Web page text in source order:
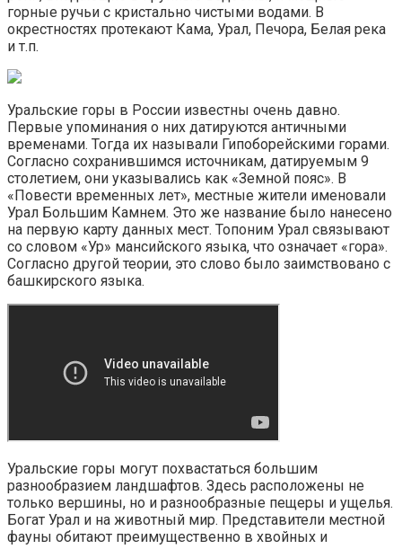
горные ручьи с кристально чистыми водами. В
окрестностях протекают Кама, Урал, Печора, Белая река
и т.п.
Уральские горы в России известны очень давно.
Первые упоминания о них датируются античными
временами. Тогда их называли Гипоборейскими горами.
Согласно сохранившимся источникам, датируемым 9
столетием, они указывались как «Земной пояс». В
«Повести временных лет», местные жители именовали
Урал Большим Камнем. Это же название было нанесено
на первую карту данных мест. Топоним Урал связывают
со словом «Ур» мансийского языка, что означает «гора».
Согласно другой теории, это слово было заимствовано с
башкирского языка.
Уральские горы могут похвастаться большим
разнообразием ландшафтов. Здесь расположены не
только вершины, но и разнообразные пещеры и ущелья.
Богат Урал и на животный мир. Представители местной
фауны обитают преимущественно в хвойных и